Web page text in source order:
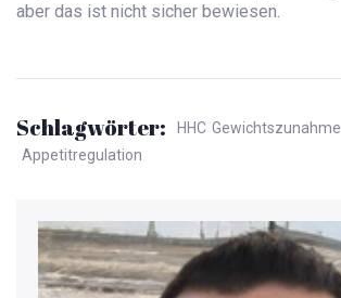
aber das ist nicht sicher bewiesen.
Schlagwörter: HHC Gewichtszunahme
Appetitregulation